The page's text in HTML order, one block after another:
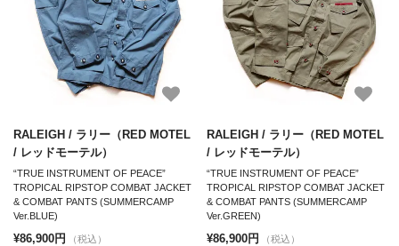
RALEIGH / ラリー（RED MOTEL
/ レッドモーテル）
“TRUE INSTRUMENT OF PEACE”
TROPICAL RIPSTOP COMBAT JACKET
& COMBAT PANTS (SUMMERCAMP
Ver.BLUE)
¥86,900円 （税込）
RALEIGH / ラリー（RED MOTEL
/ レッドモーテル）
“TRUE INSTRUMENT OF PEACE”
TROPICAL RIPSTOP COMBAT JACKET
& COMBAT PANTS (SUMMERCAMP
Ver.GREEN)
¥86,900円 （税込）